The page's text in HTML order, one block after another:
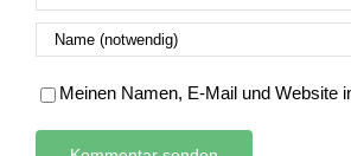
Meinen Namen, E-Mail und Website